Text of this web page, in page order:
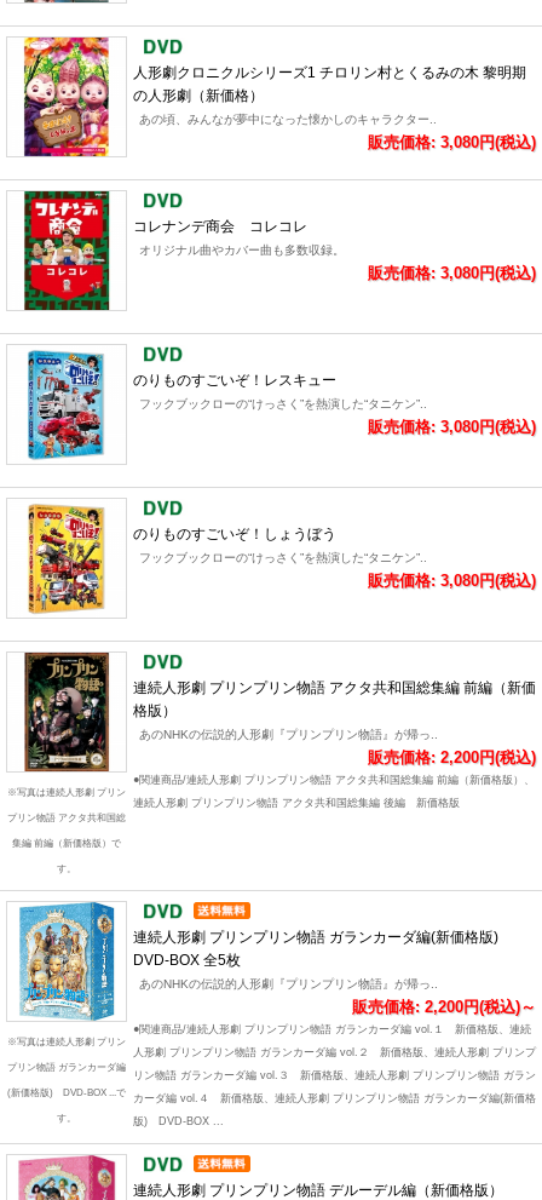
人形劇クロニクルシリーズ1 チロリン村とくるみの木 黎明期
の人形劇（新価格）
あの頃、みんなが夢中になった懐かしのキャラクター..
販売価格: 3,080円(税込)
コレナンデ商会 コレコレ
オリジナル曲やカバー曲も多数収録。
販売価格: 3,080円(税込)
のりものすごいぞ！レスキュー
フックブックローの“けっさく”を熱演した“タニケン”..
販売価格: 3,080円(税込)
のりものすごいぞ！しょうぼう
フックブックローの“けっさく”を熱演した“タニケン”..
販売価格: 3,080円(税込)
※写真は連続人形劇 プリン
プリン物語 アクタ共和国総
集編 前編（新価格版）で
す。
連続人形劇 プリンプリン物語 アクタ共和国総集編 前編（新価
格版）
あのNHKの伝説的人形劇『プリンプリン物語』が帰っ..
販売価格: 2,200円(税込)
●関連商品/連続人形劇 プリンプリン物語 アクタ共和国総集編 前編（新価格版）、
連続人形劇 プリンプリン物語 アクタ共和国総集編 後編 新価格版
※写真は連続人形劇 プリン
プリン物語 ガランカーダ編
(新価格版) DVD-BOX ...で
す。
連続人形劇 プリンプリン物語 ガランカーダ編(新価格版)
DVD-BOX 全5枚
あのNHKの伝説的人形劇『プリンプリン物語』が帰っ..
販売価格: 2,200円(税込)～
●関連商品/連続人形劇 プリンプリン物語 ガランカーダ編 vol.１ 新価格版、連続
人形劇 プリンプリン物語 ガランカーダ編 vol.２ 新価格版、連続人形劇 プリンプ
リン物語 ガランカーダ編 vol.３ 新価格版、連続人形劇 プリンプリン物語 ガラン
カーダ編 vol.４ 新価格版、連続人形劇 プリンプリン物語 ガランカーダ編(新価格
版) DVD-BOX ...
連続人形劇 プリンプリン物語 デルーデル編（新価格版）